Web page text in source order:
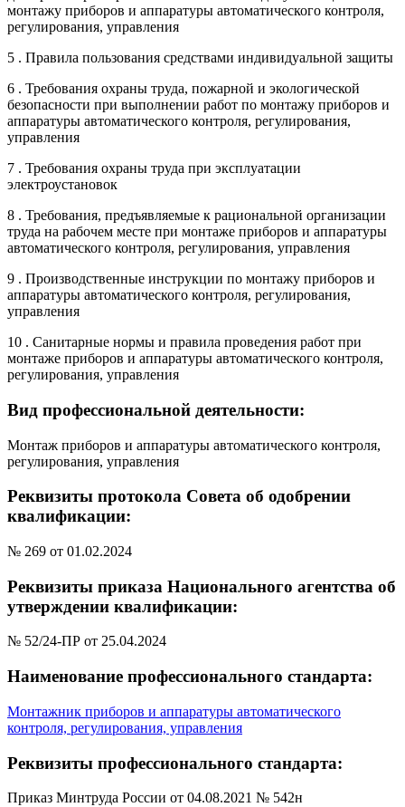
монтажу приборов и аппаратуры автоматического контроля,
регулирования, управления
5 . Правила пользования средствами индивидуальной защиты
6 . Требования охраны труда, пожарной и экологической
безопасности при выполнении работ по монтажу приборов и
аппаратуры автоматического контроля, регулирования,
управления
7 . Требования охраны труда при эксплуатации
электроустановок
8 . Требования, предъявляемые к рациональной организации
труда на рабочем месте при монтаже приборов и аппаратуры
автоматического контроля, регулирования, управления
9 . Производственные инструкции по монтажу приборов и
аппаратуры автоматического контроля, регулирования,
управления
10 . Санитарные нормы и правила проведения работ при
монтаже приборов и аппаратуры автоматического контроля,
регулирования, управления
Вид профессиональной деятельности:
Монтаж приборов и аппаратуры автоматического контроля,
регулирования, управления
Реквизиты протокола Совета об одобрении
квалификации:
№ 269 от 01.02.2024
Реквизиты приказа Национального агентства об
утверждении квалификации:
№ 52/24-ПР от 25.04.2024
Наименование профессионального стандарта:
Монтажник приборов и аппаратуры автоматического
контроля, регулирования, управления
Реквизиты профессионального стандарта:
Приказ Минтруда России от 04.08.2021 № 542н